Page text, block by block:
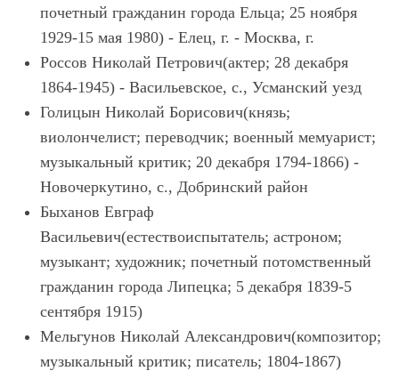
почетный гражданин города Ельца; 25 ноября
1929-15 мая 1980) - Елец, г. - Москва, г.
Россов Николай Петрович(актер; 28 декабря
1864-1945) - Васильевское, с., Усманский уезд
Голицын Николай Борисович(князь;
виолончелист; переводчик; военный мемуарист;
музыкальный критик; 20 декабря 1794-1866) -
Новочеркутино, с., Добринский район
Быханов Евграф
Васильевич(естествоиспытатель; астроном;
музыкант; художник; почетный потомственный
гражданин города Липецка; 5 декабря 1839-5
сентября 1915)
Мельгунов Николай Александрович(композитор;
музыкальный критик; писатель; 1804-1867)